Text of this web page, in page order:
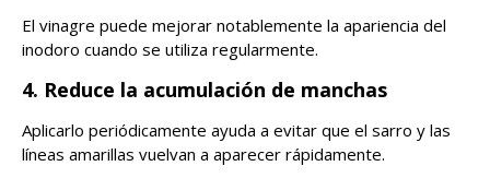
El vinagre puede mejorar notablemente la apariencia del
inodoro cuando se utiliza regularmente.
4. Reduce la acumulación de manchas
Aplicarlo periódicamente ayuda a evitar que el sarro y las
líneas amarillas vuelvan a aparecer rápidamente.